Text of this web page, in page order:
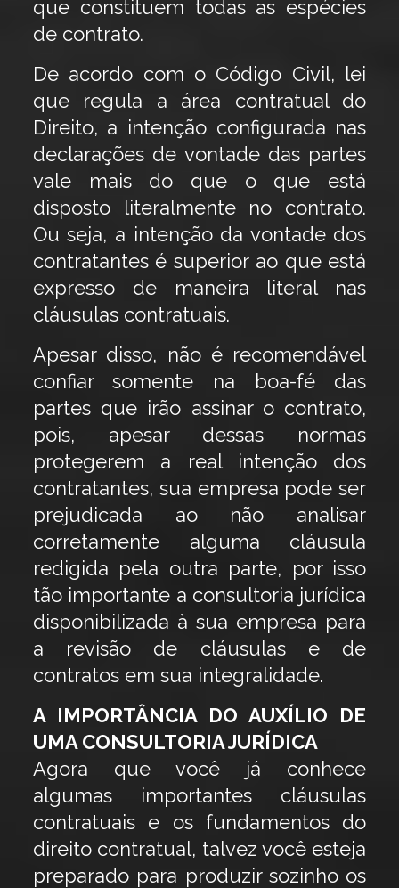
que constituem todas as espécies
de contrato.
De acordo com o Código Civil, lei
que regula a área contratual do
Direito, a intenção configurada nas
declarações de vontade das partes
vale mais do que o que está
disposto literalmente no contrato.
Ou seja, a intenção da vontade dos
contratantes é superior ao que está
expresso de maneira literal nas
cláusulas contratuais.
Apesar disso, não é recomendável
confiar somente na boa-fé das
partes que irão assinar o contrato,
pois, apesar dessas normas
protegerem a real intenção dos
contratantes, sua empresa pode ser
prejudicada ao não analisar
corretamente alguma cláusula
redigida pela outra parte, por isso
tão importante a consultoria jurídica
disponibilizada à sua empresa para
a revisão de cláusulas e de
contratos em sua integralidade.
A IMPORTÂNCIA DO AUXÍLIO DE
UMA CONSULTORIA JURÍDICA
Agora que você já conhece
algumas importantes cláusulas
contratuais e os fundamentos do
direito contratual, talvez você esteja
preparado para produzir sozinho os